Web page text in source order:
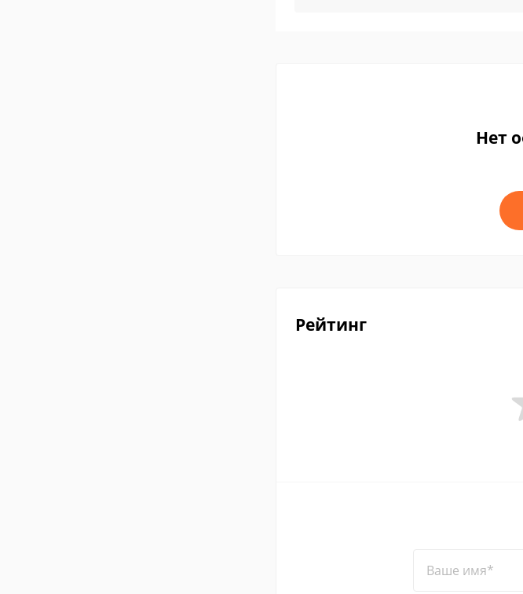
Нет
Рейтинг
Ваше имя*